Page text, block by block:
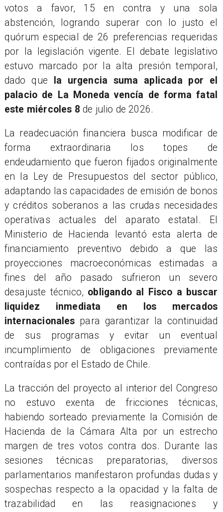
votos a favor, 15 en contra y una sola
abstención, logrando superar con lo justo el
quórum especial de 26 preferencias requeridas
por la legislación vigente. El debate legislativo
estuvo marcado por la alta presión temporal,
dado que
la urgencia suma aplicada por el
palacio de La Moneda vencía de forma fatal
este miércoles 8 de julio de 2026.
La readecuación financiera busca modificar de
forma extraordinaria los topes de
endeudamiento que fueron fijados originalmente
en la Ley de Presupuestos del sector público,
adaptando las capacidades de emisión de bonos
y créditos soberanos a las crudas necesidades
operativas actuales del aparato estatal. El
Ministerio de Hacienda levantó esta alerta de
financiamiento preventivo debido a que las
proyecciones macroeconómicas estimadas a
fines del año pasado sufrieron un severo
desajuste técnico, obligando al Fisco a buscar
liquidez inmediata en los mercados
internacionales para garantizar la continuidad
de sus programas y evitar un eventual
incumplimiento de obligaciones previamente
contraídas por el Estado de Chile.
La tracción del proyecto al interior del Congreso
no estuvo exenta de fricciones técnicas,
habiendo sorteado previamente la Comisión de
Hacienda de la Cámara Alta por un estrecho
margen de tres votos contra dos. Durante las
sesiones técnicas preparatorias, diversos
parlamentarios manifestaron profundas dudas y
sospechas respecto a la opacidad y la falta de
trazabilidad en las reasignaciones y